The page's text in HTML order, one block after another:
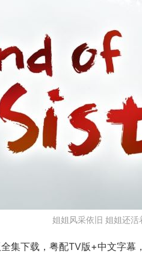
姐姐风采依旧 姐姐还活
集下载，粤配TV版+中文字幕